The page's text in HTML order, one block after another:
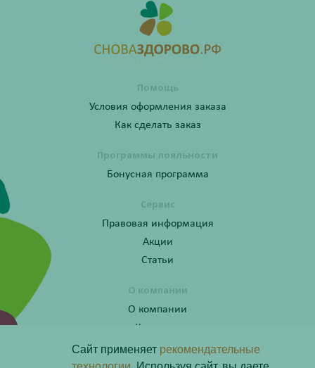
Помощь
Условия оформления заказа
Как сделать заказ
Программы лояльности
Бонусная программа
Сервис
Правовая информация
Акции
Статьи
О компании
О компании
Контакты
Сайт применяет рекомендательные